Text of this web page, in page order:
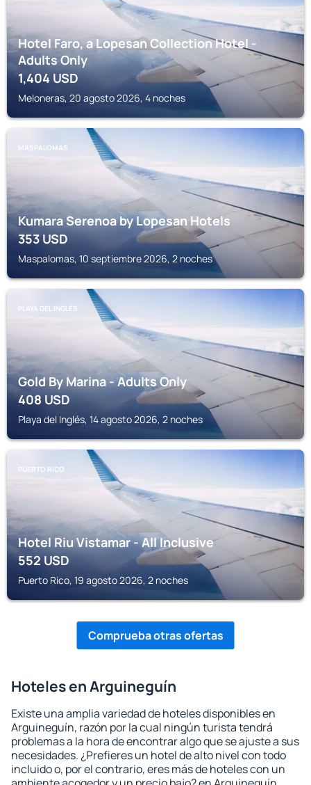
Hotel Faro, a Lopesan Collection Hotel -
Adults Only
1,404 USD
Meloneras, 20 agosto 2026, 4 noches
MASPALOMAS
Kumara Serenoa by Lopesan Hotels
353USD
Maspalomas, 10 septiembre 2026, 2 noches
PLAYA DEL INGLÉS
Gold By Marina - Adults Only
408USD
Playa del Inglés, 14 agosto 2026, 2 noches
PUERTO RICO
Hotel Riu Vistamar - All Inclusive
552USD
Puerto Rico, 19 agosto 2026, 2 noches
Comprueba otras ofertas
Hoteles en Arguineguín
Existe una amplia variedad de hoteles disponibles en
Arguineguín, razón por la cual ningún turista tendrá
problemas a la hora de encontrar algo que se ajuste a sus
necesidades. ¿Prefieres un hotel de alto nivel con todo
incluido o, por el contrario, eres más de hoteles con un